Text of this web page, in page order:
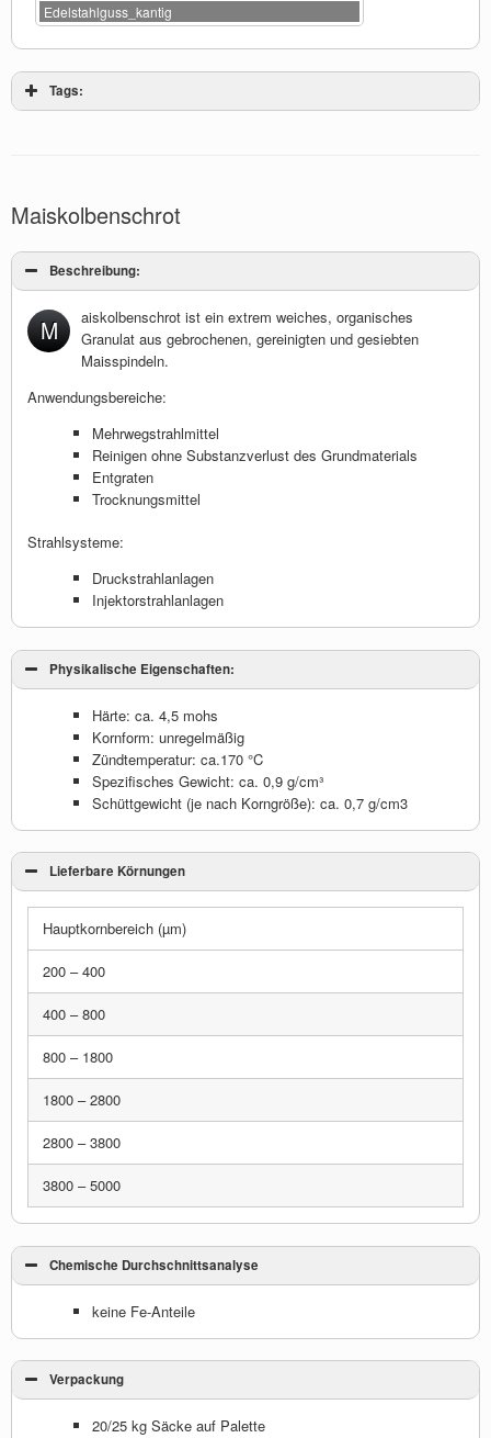
Edelstahlguss_kantig
Tags:
Maiskolbenschrot
Beschreibung:
M
aiskolbenschrot ist ein extrem weiches, organisches
Granulat aus gebrochenen, gereinigten und gesiebten
Maisspindeln.
Anwendungsbereiche:
Mehrwegstrahlmittel
Reinigen ohne Substanzverlust des Grundmaterials
Entgraten
Trocknungsmittel
Strahlsysteme:
Druckstrahlanlagen
Injektorstrahlanlagen
Physikalische Eigenschaften:
Härte: ca. 4,5 mohs
Kornform: unregelmäßig
Zündtemperatur: ca.170 °C
Spezifisches Gewicht: ca. 0,9 g/cm³
Schüttgewicht (je nach Korngröße): ca. 0,7 g/cm3
Lieferbare Körnungen
Hauptkornbereich (µm)
200 – 400
400 – 800
800 – 1800
1800 – 2800
2800 – 3800
3800 – 5000
Chemische Durchschnittsanalyse
keine Fe-Anteile
Verpackung
20/25 kg Säcke auf Palette